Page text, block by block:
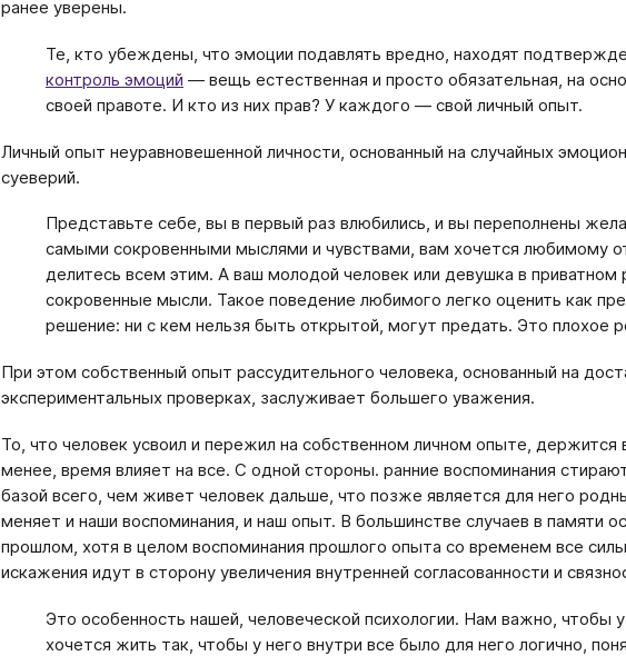
ранее уверены.
Те, кто убеждены, что эмоции подавлять вредно, находят
контроль эмоций — вещь естественная и просто обязательная, на
своей правоте. И кто из них прав? У каждого — свой личный опыт.
Личный опыт неуравновешенной личности, основанный на случайных
суеверий.
Представьте себе, вы в первый раз влюбились, и вы переполнены
самыми сокровенными мыслями и чувствами, вам хочется любимому
делитесь всем этим. А ваш молодой человек или девушка в приватном
сокровенные мысли. Такое поведение любимого легко оценить как
решение: ни с кем нельзя быть открытой, могут предать. Это плохое
При этом собственный опыт рассудительного человека, основанный на
экспериментальных проверках, заслуживает большего уважения.
То, что человек усвоил и пережил на собственном личном опыте,
менее, время влияет на все. С одной стороны. ранние воспоминания
базой всего, чем живет человек дальше, что позже является для него
меняет и наши воспоминания, и наш опыт. В большинстве случаев в памяти
прошлом, хотя в целом воспоминания прошлого опыта со временем все
искажения идут в сторону увеличения внутренней согласованности и
Это особенность нашей, человеческой психологии. Нам важно, чтобы
хочется жить так, чтобы у него внутри все было для него логично,